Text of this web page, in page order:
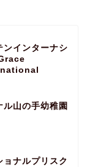
ンインターナシ
ル山の手幼稚園
ョナルプリスク